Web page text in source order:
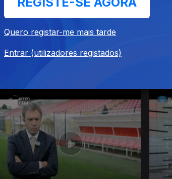
Quero registar-me mais tarde
Entrar (utilizadores registados)